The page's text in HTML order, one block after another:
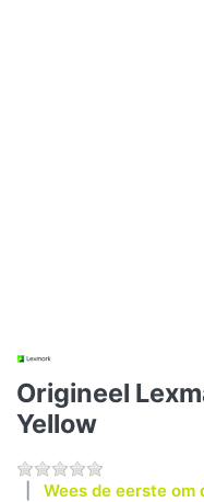
Origineel
Yellow
Wees de eerste